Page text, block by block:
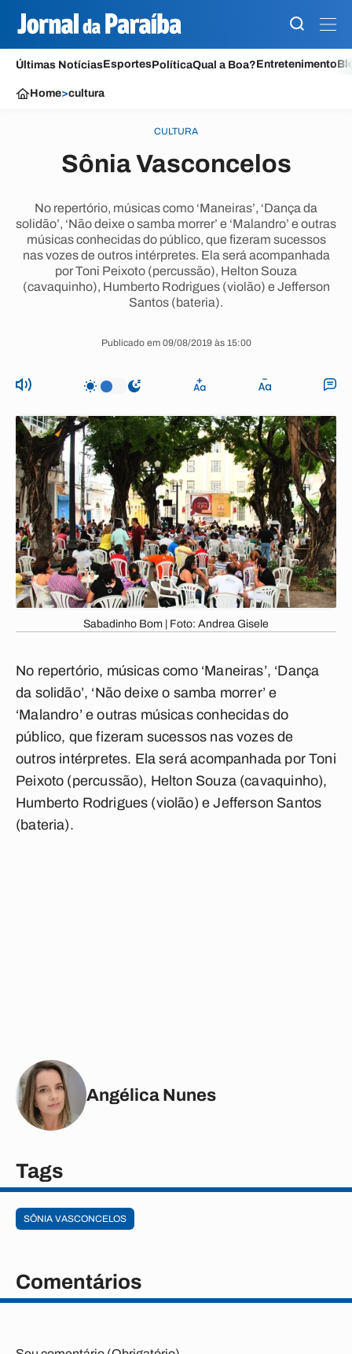
Últimas NotíciasEsportesPolíticaQual a Boa?Entretenimento
Home>cultura
CULTURA
Sônia Vasconcelos
No repertório, músicas como ‘Maneiras’, ‘Dança da
solidão’, ‘Não deixe o samba morrer’ e ‘Malandro’ e outras
músicas conhecidas do público, que fizeram sucessos
nas vozes de outros intérpretes. Ela será acompanhada
por Toni Peixoto (percussão), Helton Souza
(cavaquinho), Humberto Rodrigues (violão) e Jefferson
Santos (bateria).
Publicado em 09/08/2019 às 15:00
Sabadinho Bom | Foto: Andrea Gisele
No repertório, músicas como ‘Maneiras’, ‘Dança
da solidão’, ‘Não deixe o samba morrer’ e
‘Malandro’ e outras músicas conhecidas do
público, que fizeram sucessos nas vozes de
outros intérpretes. Ela será acompanhada por Toni
Peixoto (percussão), Helton Souza (cavaquinho),
Humberto Rodrigues (violão) e Jefferson Santos
(bateria).
Angélica Nunes
Tags
SÔNIA VASCONCELOS
Comentários